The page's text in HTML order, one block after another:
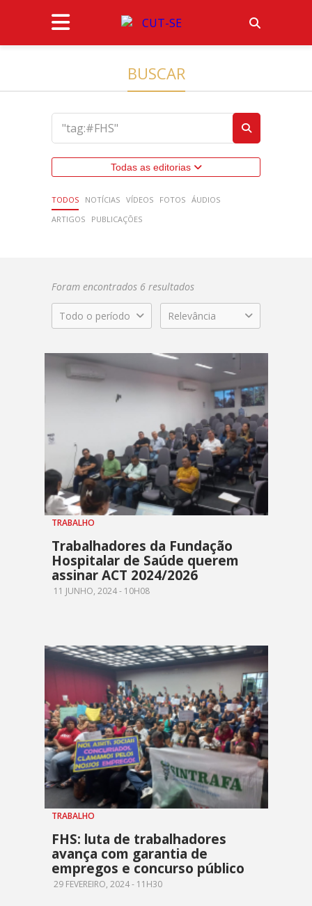
BUSCAR
Todas as editorias
TODOS NOTÍCIAS VÍDEOS FOTOS ÁUDIOS
ARTIGOS
PUBLICAÇÕES
Foram encontrados 6 resultados
Todo o período Relevância
TRABALHO
Trabalhadores da Fundação
Hospitalar de Saúde querem
assinar ACT 2024/2026
11 JUNHO, 2024 - 10H08
TRABALHO
FHS: luta de trabalhadores
avança com garantia de
empregos e concurso público
29 FEVEREIRO, 2024 - 11H30